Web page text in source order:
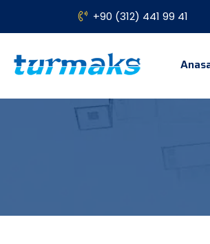
+90 (312) 441 99 41